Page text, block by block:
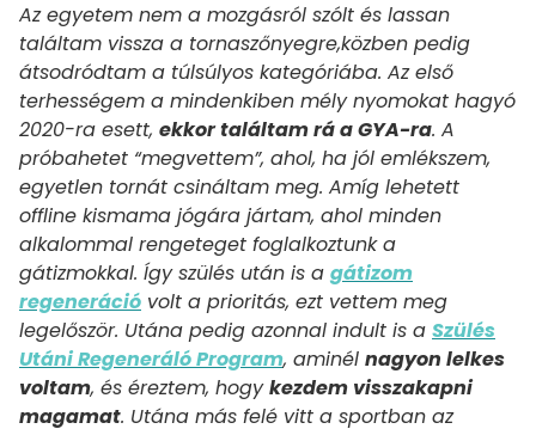
Az egyetem nem a mozgásról szólt és lassan
találtam vissza a tornaszőnyegre,közben pedig
átsodródtam a túlsúlyos kategóriába. Az első
terhességem a mindenkiben mély nyomokat hagyó
2020-ra esett, ekkor találtam rá a GYA-ra. A
próbahetet “megvettem”, ahol, ha jól emlékszem,
egyetlen tornát csináltam meg. Amíg lehetett
offline kismama jógára jártam, ahol minden
alkalommal rengeteget foglalkoztunk a
gátizmokkal. Így szülés után is a gátizom
regeneráció volt a prioritás, ezt vettem meg
legelőször. Utána pedig azonnal indult is a Szülés
Utáni Regeneráló Program, aminél nagyon lelkes
voltam, és éreztem, hogykezdem visszakapni
magamat. Utána más felé vitt a sportban az